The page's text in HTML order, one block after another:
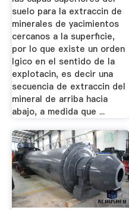
suelo para la extraccin de
minerales de yacimientos
cercanos a la superficie,
por lo que existe un orden
lgico en el sentido de la
explotacin, es decir una
secuencia de extraccin del
mineral de arriba hacia
abajo, a medida que ...